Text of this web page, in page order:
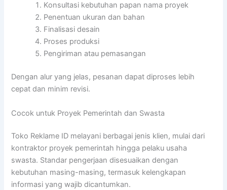
Konsultasi kebutuhan papan nama proyek
Penentuan ukuran dan bahan
Finalisasi desain
Proses produksi
Pengiriman atau pemasangan
Dengan alur yang jelas, pesanan dapat diproses lebih
cepat dan minim revisi.
Cocok untuk Proyek Pemerintah dan Swasta
Toko Reklame ID melayani berbagai jenis klien, mulai dari
kontraktor proyek pemerintah hingga pelaku usaha
swasta. Standar pengerjaan disesuaikan dengan
kebutuhan masing-masing, termasuk kelengkapan
informasi yang wajib dicantumkan.